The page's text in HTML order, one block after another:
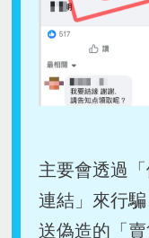
主要會透過
連結」來行
送偽造的「